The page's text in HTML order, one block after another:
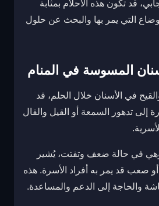
قد تكون هذه الأحلام بمثابة
التي يمر بها والبحث عن حلول
المسوسة في المنام
في الأسنان خلال الحلم، قد
إلى تدهور السمعة أو القيل والقال
وهي في حالة ضعف وتفتت، يُشير
صعب قد يمر به أفراد الأسرة. هذه
والحاجة إلى الدعم والمساعدة.